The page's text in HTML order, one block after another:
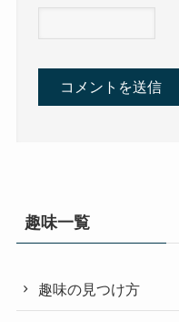
趣味一覧
趣味の見つけ方